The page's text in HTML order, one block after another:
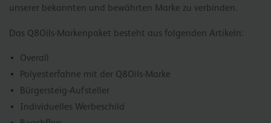
unserer bekannten und bewährten Marke zu verbinden.
Das Q8Oils-Markenpaket besteht aus folgenden Artikeln:
Overall
Polyesterfahne mit der Q8Oils-Marke
Bürgersteig-Aufsteller
Individuelles Werbeschild